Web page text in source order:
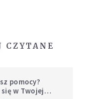
CZYTANE
pomocy?
w Twojej